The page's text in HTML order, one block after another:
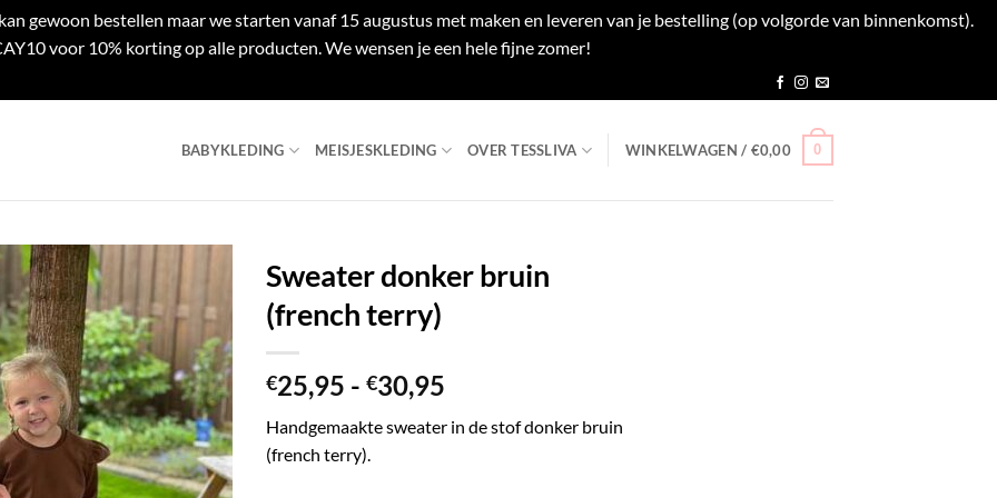
gewoon bestellen maar we starten vanaf 15 augustus met maken en leveren van je bestelling (op volgorde van binnenkomst).
voor 10% korting op alle producten. We wensen je een hele fijne zomer!
BABYKLEDING MEISJESKLEDING OVER TESSLIVA WINKELWAGEN / €0,00 0
Sweater donker bruin
(french terry)
€25,95 - €30,95
tot
Handgemaakte sweater in de stof donker bruin
(french terry).